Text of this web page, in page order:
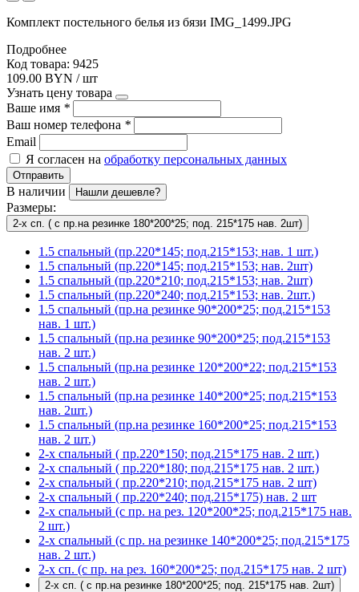
Комплект постельного белья из бязи IMG_1499.JPG
Подробнее
Код товара: 9425
109.00 BYN / шт
Узнать цену товара
Ваше имя *
Ваш номер телефона *
Email
Я согласен на обработку персональных данных
Отправить
В наличии Нашли дешевле?
Размеры:
2-х сп. ( с пр.на резинке 180*200*25; под. 215*175 нав. 2шт)
1.5 спальный (пр.220*145; под.215*153; нав. 1 шт.)
1.5 спальный (пр.220*145; под.215*153; нав. 2шт)
1.5 спальный (пр.220*210; под.215*153; нав. 2шт)
1.5 спальный (пр.220*240; под.215*153; нав. 2шт.)
1.5 спальный (пр.на резинке 90*200*25; под.215*153
нав. 1 шт.)
1.5 спальный (пр.на резинке 90*200*25; под.215*153
нав. 2 шт.)
1.5 спальный (пр.на резинке 120*200*22; под.215*153
нав. 2 шт.)
1.5 спальный (пр.на резинке 140*200*25; под.215*153
нав. 2шт.)
1.5 спальный (пр.на резинке 160*200*25; под.215*153
нав. 2 шт.)
2-х спальный ( пр.220*150; под.215*175 нав. 2 шт.)
2-х спальный ( пр.220*180; под.215*175 нав. 2 шт.)
2-х спальный ( пр.220*210; под.215*175 нав. 2 шт)
2-х спальный ( пр.220*240; под.215*175) нав. 2 шт
2-х спальный (с пр. на рез. 120*200*25; под.215*175 нав.
2 шт.)
2-х спальный (с пр. на резинке 140*200*25; под.215*175
нав. 2 шт.)
2-х сп. (с пр. на рез. 160*200*25; под.215*175 нав. 2 шт)
2-х сп. ( с пр.на резинке 180*200*25; под. 215*175 нав. 2шт)